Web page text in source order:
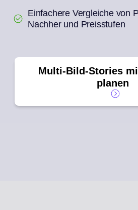
Einfachere Vergleiche von
Nachher und Preisstufen
Multi-Bild-Stories
planen